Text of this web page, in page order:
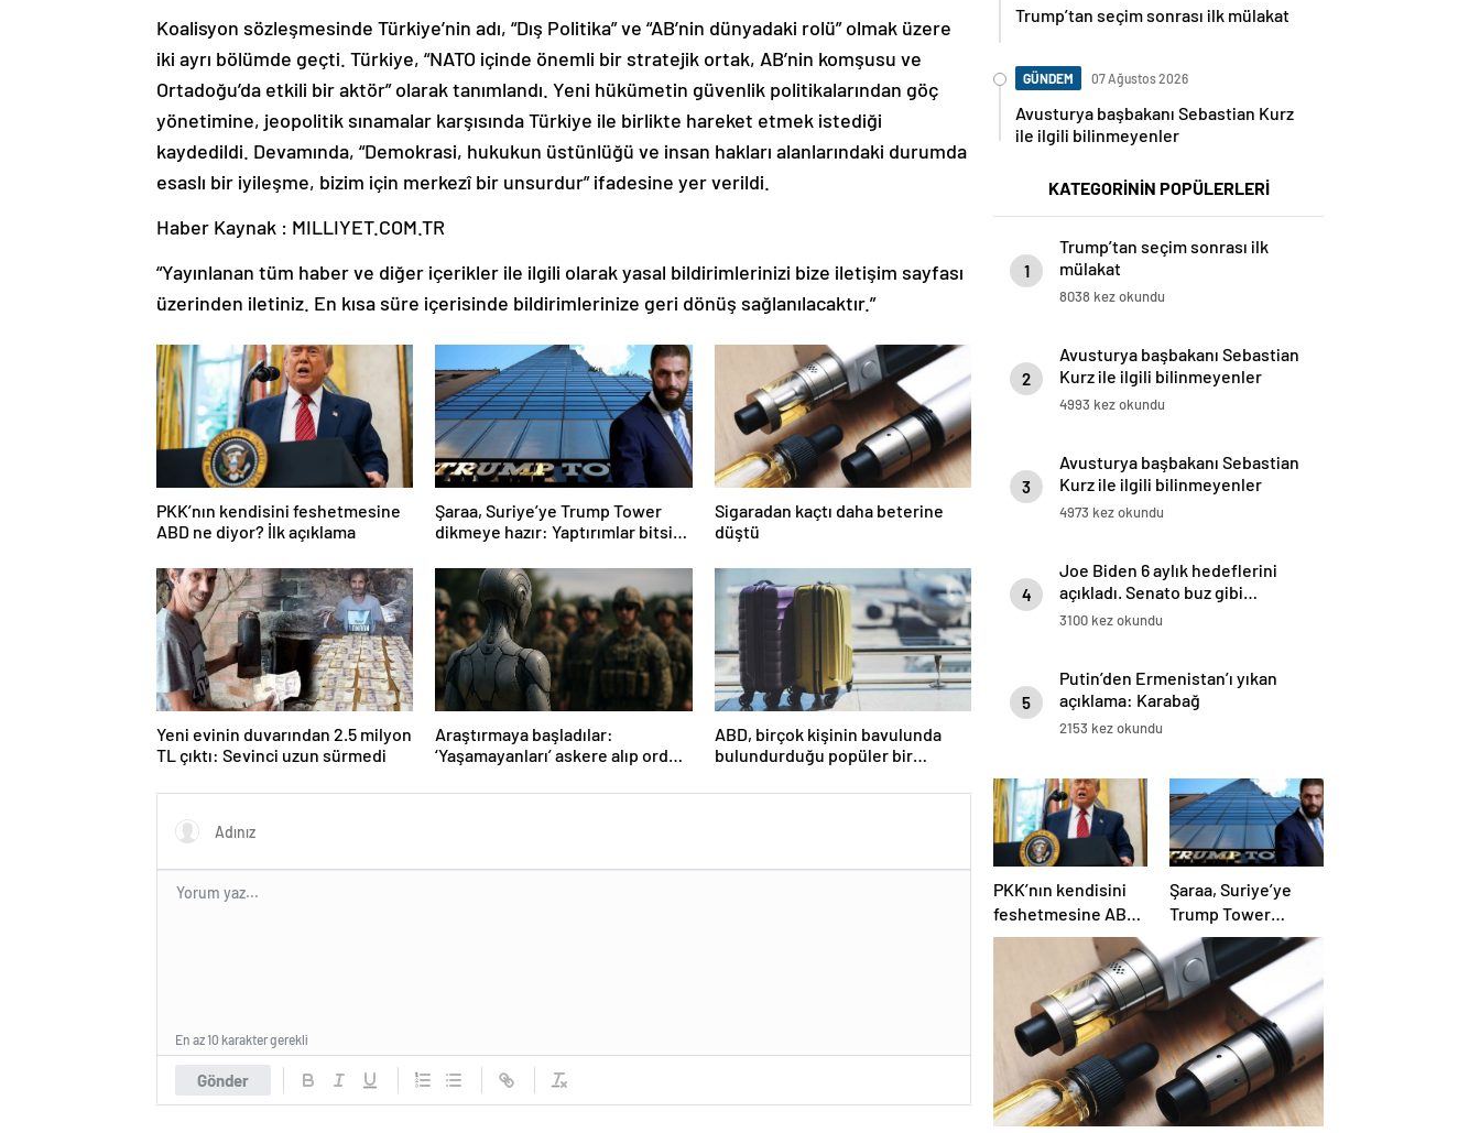
Koalisyon sözleşmesinde Türkiye’nin adı, “Dış Politika” ve “AB’nin dünyadaki rolü” olmak üzere
iki ayrı bölümde geçti. Türkiye, “NATO içinde önemli bir stratejik ortak, AB’nin komşusu ve
Ortadoğu’da etkili bir aktör” olarak tanımlandı. Yeni hükümetin güvenlik politikalarından göç
yönetimine, jeopolitik sınamalar karşısında Türkiye ile birlikte hareket etmek istediği
kaydedildi. Devamında, “Demokrasi, hukukun üstünlüğü ve insan hakları alanlarındaki durumda
esaslı bir iyileşme, bizim için merkezî bir unsurdur” ifadesine yer verildi.
Haber Kaynak : MILLIYET.COM.TR
“Yayınlanan tüm haber ve diğer içerikler ile ilgili olarak yasal bildirimlerinizi bize iletişim sayfası
üzerinden iletiniz. En kısa süre içerisinde bildirimlerinize geri dönüş sağlanılacaktır.”
PKK’nın kendisini feshetmesine
ABD ne diyor? İlk açıklama
Şaraa, Suriye’ye Trump Tower
dikmeye hazır: Yaptırımlar bitsin
Sigaradan kaçtı daha beterine
düştü
Yeni evinin duvarından 2.5 milyon
TL çıktı: Sevinci uzun sürmedi
Araştırmaya başladılar:
‘Yaşamayanları’ askere alıp ordu
ABD, birçok kişinin bavulunda
bulundurduğu popüler bir
Gönder
En az 10 karakter gerekli
Trump’tan seçim sonrası ilk mülakat
GÜNDEM 07 Ağustos 2026
Avusturya başbakanı Sebastian Kurz
ile ilgili bilinmeyenler
KATEGORİNİN POPÜLERLERİ
1
Trump’tan seçim sonrası ilk
mülakat
8038 kez okundu
2
Avusturya başbakanı Sebastian
Kurz ile ilgili bilinmeyenler
4993 kez okundu
3
Avusturya başbakanı Sebastian
Kurz ile ilgili bilinmeyenler
4973 kez okundu
4
Joe Biden 6 aylık hedeflerini
açıkladı. Senato buz gibi…
3100 kez okundu
5
Putin’den Ermenistan’ı yıkan
açıklama: Karabağ
Azerbaycan’ın ayrılmaz bir
2153 kez okundu
PKK’nın kendisini
feshetmesine ABD
ne diyor? İlk
Şaraa, Suriye’ye
Trump Tower
dikmeye hazır:
Yaptırımlar bitsin
yeter